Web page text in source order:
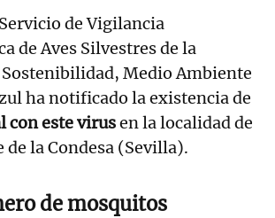
de Vigilancia
de Aves Silvestres de la
Medio Ambiente
ha notificado la existencia de
con este virusen la localidad de
la Condesa (Sevilla).
de mosquitos